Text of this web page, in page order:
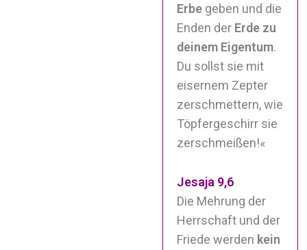
Erbe geben und die
Enden der Erde zu
deinem Eigentum.
Du sollst sie mit
eisernem Zepter
zerschmettern, wie
Töpfergeschirr sie
zerschmeißen!«
Jesaja 9,6
Die Mehrung der
Herrschaft und der
Friede werden kein